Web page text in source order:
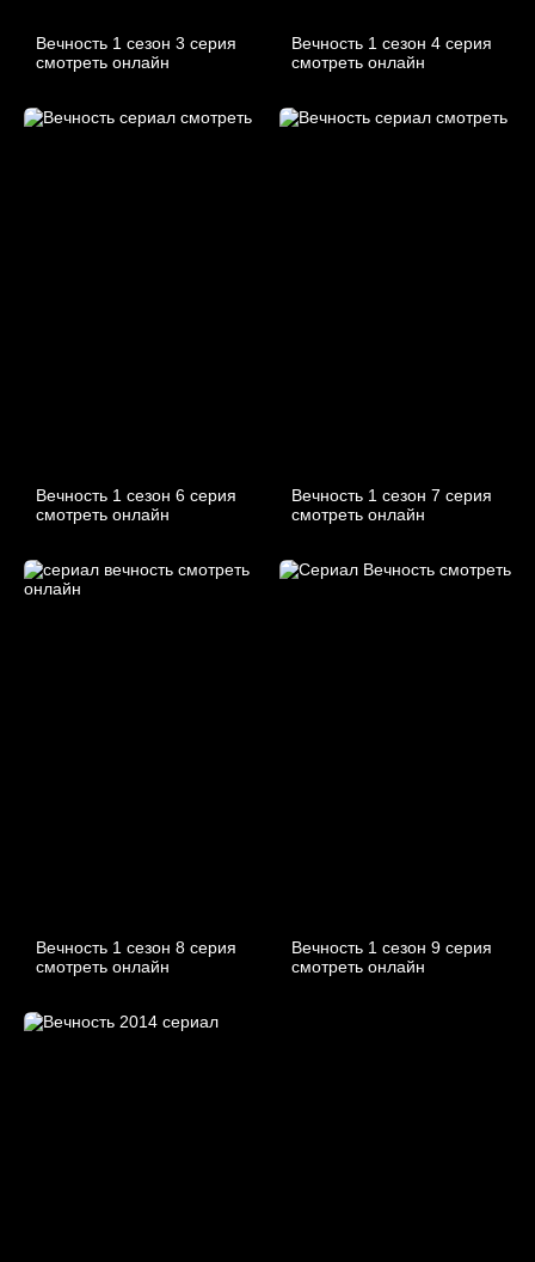
Вечность 1 сезон 3 серия
смотреть онлайн
Вечность 1 сезон 4 серия
смотреть онлайн
Вечность 1 сезон 6 серия
смотреть онлайн
Вечность 1 сезон 7 серия
смотреть онлайн
Вечность 1 сезон 8 серия
смотреть онлайн
Вечность 1 сезон 9 серия
смотреть онлайн